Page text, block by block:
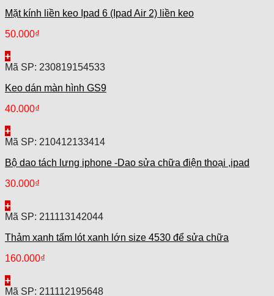
Mặt kính liền keo Ipad 6 (Ipad Air 2) liền keo
50.000₫
+
Mã SP: 230819154533
Keo dán màn hình GS9
40.000₫
+
Mã SP: 210412133414
Bộ dao tách lưng iphone -Dao sửa chữa điện thoại ,ipad
30.000₫
+
Mã SP: 211113142044
Thảm xanh tấm lót xanh lớn size 4530 để sửa chữa
160.000₫
+
Mã SP: 211112195648